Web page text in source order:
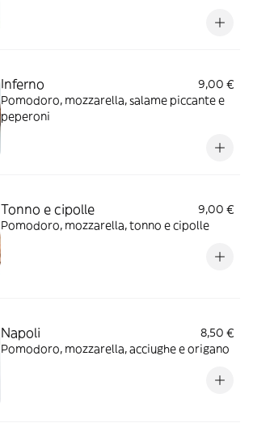
Inferno
9,00 €
Pomodoro, mozzarella, salame piccante e
peperoni
Tonno e cipolle
9,00 €
Pomodoro, mozzarella, tonno e cipolle
Napoli
8,50 €
Pomodoro, mozzarella, acciughe e origano